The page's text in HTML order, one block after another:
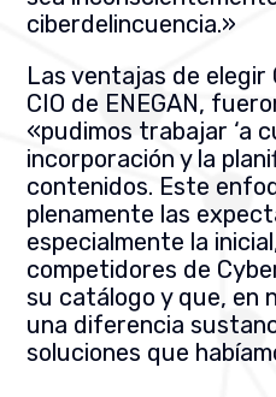
ciberdelincuencia.»
Las ventajas de elegir
CIO de ENEGAN,
«pudimos trabajar ‘a
incorporación y la
contenidos. Este
plenamente las
especialmente la
competidores de
su catálogo y que, en
una diferencia
soluciones que